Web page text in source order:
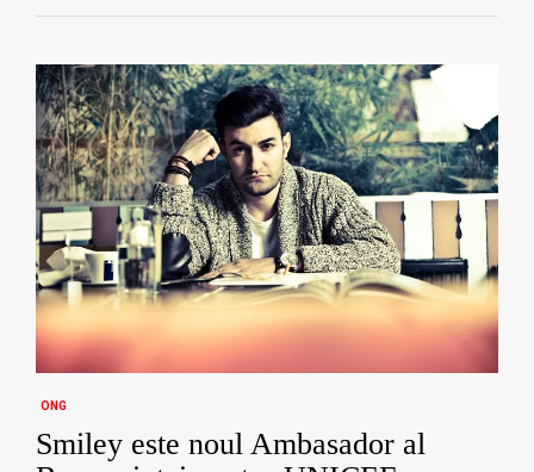
ONG
Smiley este noul Ambasador al